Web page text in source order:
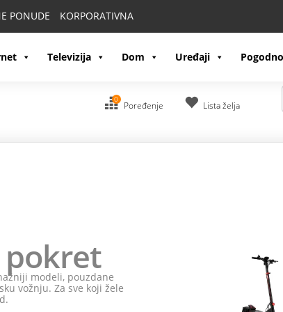
PONUDE KORPORATIVNA
Televizija Dom Uređaji
0
Poređenje Lista želja
pokret
modeli, pouzdane
vožnju. Za sve koji žele